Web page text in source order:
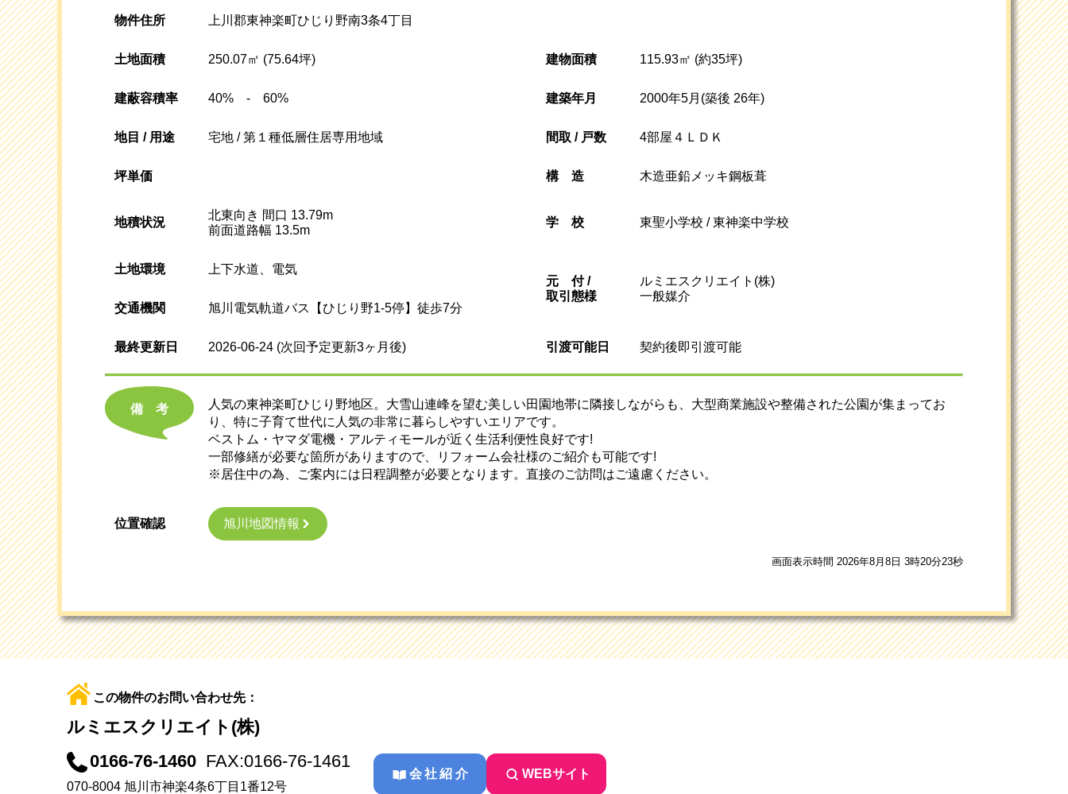
物件住所 上川郡東神楽町ひじり野南3条4丁目
土地面積 250.07㎡ (75.64坪) 建物面積 115.93㎡ (約35坪)
建蔽容積率 40% - 60% 建築年月 2000年5月(築後 26年)
地目 / 用途 宅地 / 第１種低層住居専用地域 間取 / 戸数 4部屋４ＬＤＫ
坪単価 構造 木造亜鉛メッキ鋼板葺
地積状況
北東向き 間口 13.79m
前面道路幅 13.5m
学校 東聖小学校 / 東神楽中学校
土地環境
上下水道、電気
元 付 /
取引態様
ルミエスクリエイト(株)
一般媒介
交通機関
旭川電気軌道バス【ひじり野1-5停】徒歩7分
最終更新日 2026-06-24 (次回予定更新3ヶ月後) 引渡可能日 契約後即引渡可能
備考
人気の東神楽町ひじり野地区。大雪山連峰を望む美しい田園地帯に隣接しながらも、大型商業施設や整備された公園が集まってお
り、特に子育て世代に人気の非常に暮らしやすいエリアです。
ベストム・ヤマダ電機・アルティモールが近く生活利便性良好です!
一部修繕が必要な箇所がありますので、リフォーム会社様のご紹介も可能です!
※居住中の為、ご案内には日程調整が必要となります。直接のご訪問はご遠慮ください。
位置確認 旭川地図情報
画面表示時間 2026年8月8日 3時20分23秒
この物件のお問い合わせ先：
ルミエスクリエイト(株)
0166-76-1460 FAX:0166-76-1461
070-8004 旭川市神楽4条6丁目1番12号
会社紹介 WEBサイト